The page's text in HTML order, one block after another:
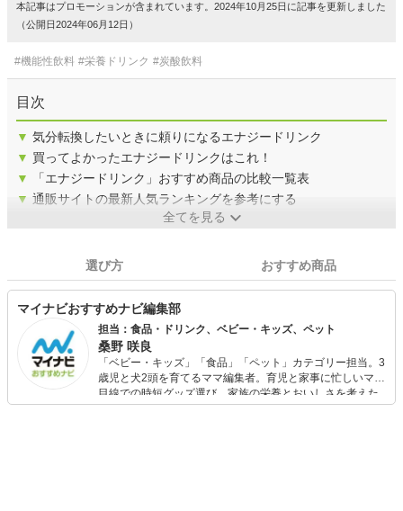
本記事はプロモーションが含まれています。2024年10月25日に記事を更新しました
（公開日2024年06月12日）
#機能性飲料 #栄養ドリンク #炭酸飲料
目次
▼ 気分転換したいときに頼りになるエナジードリンク
▼ 買ってよかったエナジードリンクはこれ！
▼
「エナジードリンク」おすすめ商品の比較一覧表
▼ 通販サイトの最新人気ランキングを参考にする
全てを見る
選び方 おすすめ商品
マイナビおすすめナビ編集部
担当：食品・ドリンク、ベビー・キッズ、ペット
桑野 咲良
「ベビー・キッズ」「食品」「ペット」カテゴリー担当。3
歳児と犬2頭を育てるママ編集者。育児と家事に忙しいママ
目線での時短グッズ選び、家族の栄養とおいしさを考えた
食品選び、束の間のリラックスタイムを楽しむためのスイ